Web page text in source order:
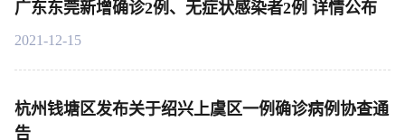
广东东莞新增确诊2例、无症状感染者2例 详情公布
2021-12-15
杭州钱塘区发布关于绍兴上虞区一例确诊病例协查通
告